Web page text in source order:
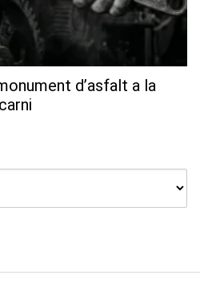
d’asfalt a la